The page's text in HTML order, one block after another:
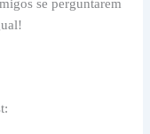
se perguntarem